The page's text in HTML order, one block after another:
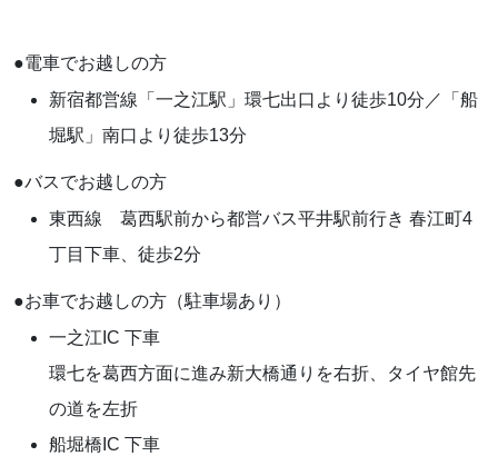
●電車でお越しの方
新宿都営線「一之江駅」環七出口より徒歩10分／「船
堀駅」南口より徒歩13分
●バスでお越しの方
東西線 葛西駅前から都営バス平井駅前行き 春江町4
丁目下車、徒歩2分
●お車でお越しの方（駐車場あり）
一之江IC 下車
環七を葛西方面に進み新大橋通りを右折、タイヤ館先
の道を左折
船堀橋IC 下車